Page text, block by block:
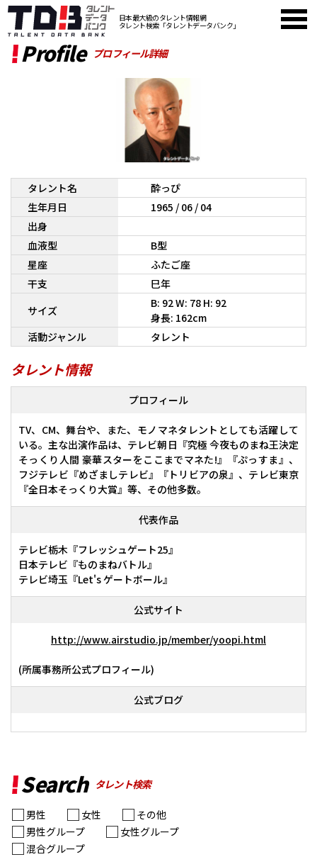
日本最大級のタレント情報網
タレント検索「タレントデータバンク」
Profile プロフィール詳細
タレント名
酔っぴ
生年月日
1965 / 06 / 04
出身
血液型
B型
星座
ふたご座
干支
巳年
サイズ
B: 92 W: 78 H: 92
身長: 162cm
活動ジャンル
タレント
タレント情報
プロフィール
TV、CM、舞台や、また、モノマネタレントとしても活躍して
いる。主な出演作品は、テレビ朝日『究極 今夜ものまね王決定
そっくり人間 豪華スターをここまでマネた!』『ぷっすま』、
フジテレビ『めざましテレビ』『トリビアの泉』、テレビ東京
『全日本そっくり大賞』等、その他多数。
代表作品
テレビ栃木『フレッシュゲート25』
日本テレビ『ものまねバトル』
テレビ埼玉『Let's ゲートボール』
公式サイト
http://www.airstudio.jp/member/yoopi.html
(所属事務所公式プロフィール)
公式ブログ
Search タレント検索
男性 女性
その他
男性グループ
女性グループ
混合グループ